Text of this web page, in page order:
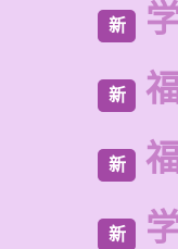
新
新
新
新